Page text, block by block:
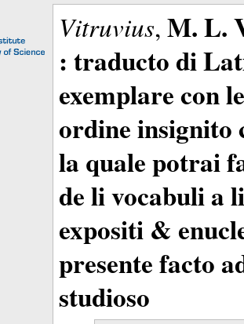
Vitruvius, M. L.
: traducto di
exemplare con
ordine insignito
la quale potrai
de li vocabuli a
expositi &
presente facto
studioso